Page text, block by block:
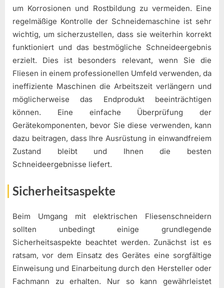
um Korrosionen und Rostbildung zu vermeiden. Eine
regelmäßige Kontrolle der Schneidemaschine ist sehr
wichtig, um sicherzustellen, dass sie weiterhin korrekt
funktioniert und das bestmögliche Schneideergebnis
erzielt. Dies ist besonders relevant, wenn Sie die
Fliesen in einem professionellen Umfeld verwenden, da
ineffiziente Maschinen die Arbeitszeit verlängern und
möglicherweise das Endprodukt beeinträchtigen
können. Eine einfache Überprüfung der
Gerätekomponenten, bevor Sie diese verwenden, kann
dazu beitragen, dass Ihre Ausrüstung in einwandfreiem
Zustand bleibt und Ihnen die besten
Schneideergebnisse liefert.
Sicherheitsaspekte
Beim Umgang mit elektrischen Fliesenschneidern
sollten unbedingt einige grundlegende
Sicherheitsaspekte beachtet werden. Zunächst ist es
ratsam, vor dem Einsatz des Gerätes eine sorgfältige
Einweisung und Einarbeitung durch den Hersteller oder
Fachmann zu erhalten. Nur so kann gewährleistet